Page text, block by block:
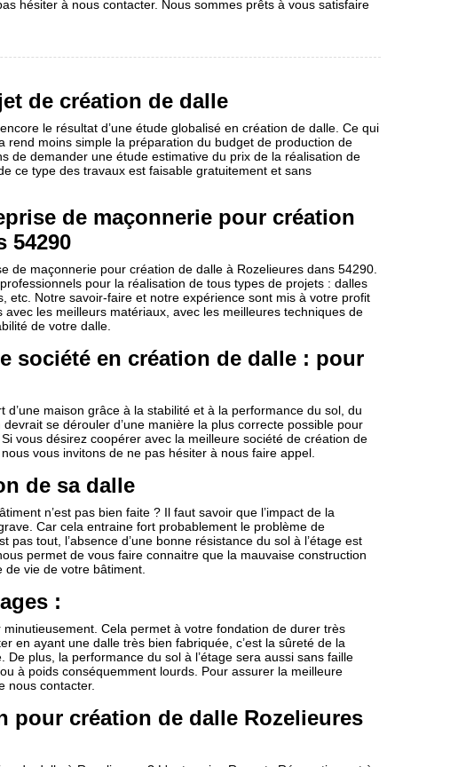
hésiter à nous contacter. Nous sommes prêts à vous satisfaire
de création de dalle
le résultat d’une étude globalisé en création de dalle. Ce qui
rend moins simple la préparation du budget de production de
de demander une étude estimative du prix de la réalisation de
ce type des travaux est faisable gratuitement et sans
de maçonnerie pour création
54290
de maçonnerie pour création de dalle à Rozelieures dans 54290.
pour la réalisation de tous types de projets : dalles
etc. Notre savoir-faire et notre expérience sont mis à votre profit
les meilleurs matériaux, avec les meilleures techniques de
de votre dalle.
société en création de dalle : pour
maison grâce à la stabilité et à la performance du sol, du
se dérouler d’une manière la plus correcte possible pour
vous désirez coopérer avec la meilleure société de création de
vous invitons de ne pas hésiter à nous faire appel.
de sa dalle
n’est pas bien faite ? Il faut savoir que l’impact de la
Car cela entraine fort probablement le problème de
tout, l’absence d’une bonne résistance du sol à l’étage est
permet de vous faire connaitre que la mauvaise construction
vie de votre bâtiment.
:
Cela permet à votre fondation de durer très
en ayant une dalle très bien fabriquée, c’est la sûreté de la
plus, la performance du sol à l’étage sera aussi sans faille
à poids conséquemment lourds. Pour assurer la meilleure
nous contacter.
pour création de dalle Rozelieures